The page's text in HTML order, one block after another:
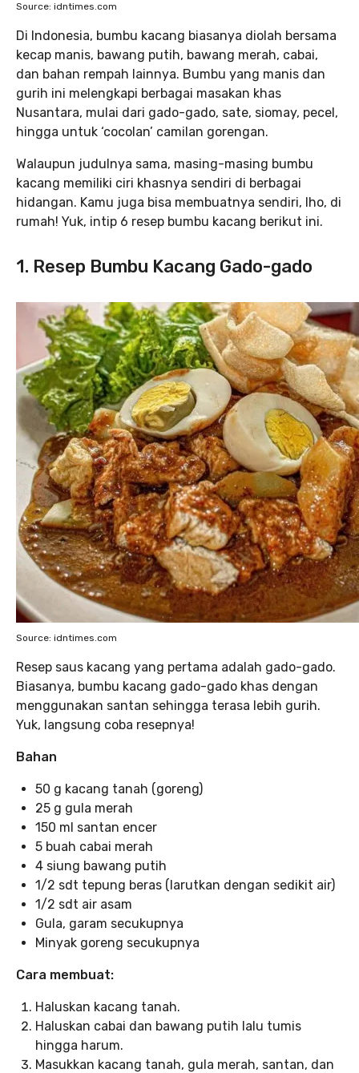
Source: idntimes.com
Di Indonesia, bumbu kacang biasanya diolah bersama
kecap manis, bawang putih, bawang merah, cabai,
dan bahan rempah lainnya. Bumbu yang manis dan
gurih ini melengkapi berbagai masakan khas
Nusantara, mulai dari gado-gado, sate, siomay, pecel,
hingga untuk ‘cocolan’ camilan gorengan.
Walaupun judulnya sama, masing-masing bumbu
kacang memiliki ciri khasnya sendiri di berbagai
hidangan. Kamu juga bisa membuatnya sendiri, lho, di
rumah! Yuk, intip 6 resep bumbu kacang berikut ini.
1. Resep Bumbu Kacang Gado-gado
Source: idntimes.com
Resep saus kacang yang pertama adalah gado-gado.
Biasanya, bumbu kacang gado-gado khas dengan
menggunakan santan sehingga terasa lebih gurih.
Yuk, langsung coba resepnya!
Bahan
50 g kacang tanah (goreng)
25 g gula merah
150 ml santan encer
5 buah cabai merah
4 siung bawang putih
1/2 sdt tepung beras (larutkan dengan sedikit air)
1/2 sdt air asam
Gula, garam secukupnya
Minyak goreng secukupnya
Cara membuat:
Haluskan kacang tanah.
Haluskan cabai dan bawang putih lalu tumis
hingga harum.
Masukkan kacang tanah, gula merah, santan, dan